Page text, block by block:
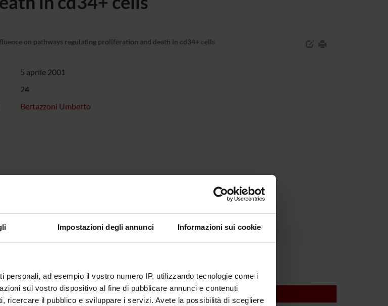
Impostazioni degli annunci Informazioni sui cookie
personali, ad esempio il vostro numero IP, utilizzando tecnologie come i
sul vostro dispositivo al fine di pubblicare annunci e contenuti
ricercare il pubblico e sviluppare i servizi. Avete la possibilità di scegliere
on pathways regulating proliferation and death in cd34+ cells
5 aprile 2001
24
Bertazzoni Umberto
Finanziamento:assegnato e gestito dal Dipartimento